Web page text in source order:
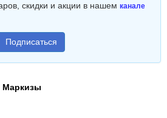
скидки и акции в нашем канале
Подписаться
Маркизы